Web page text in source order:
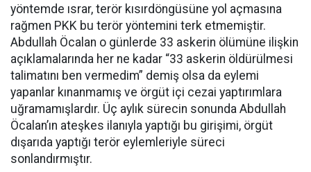
yöntemde ısrar, terör kısırdöngüsüne yol açmasına
rağmen PKK bu terör yöntemini terk etmemiştir.
Abdullah Öcalan o günlerde 33 askerin ölümüne ilişkin
açıklamalarında her ne kadar “33 askerin öldürülmesi
talimatını ben vermedim” demiş olsa da eylemi
yapanlar kınanmamış ve örgüt içi cezai yaptırımlara
uğramamışlardır. Üç aylık sürecin sonunda Abdullah
Öcalan’ın ateşkes ilanıyla yaptığı bu girişimi, örgüt
dışarıda yaptığı terör eylemleriyle süreci
sonlandırmıştır.